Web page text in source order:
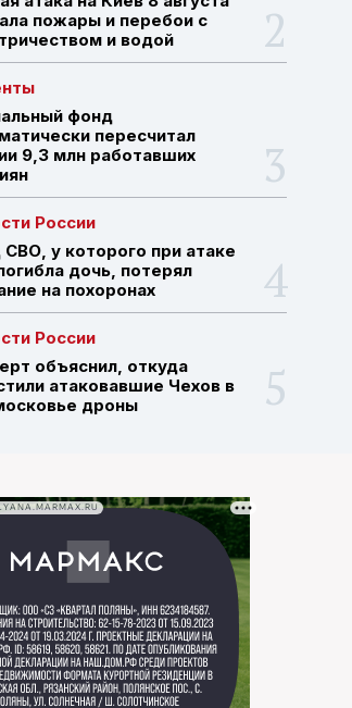
пожары и перебои с
и водой
фонд
пересчитал
9,3 млн работавших
России
СВО, у которого при атаке
дочь, потерял
на похоронах
России
объяснил, откуда
атаковавшие Чехов в
дроны